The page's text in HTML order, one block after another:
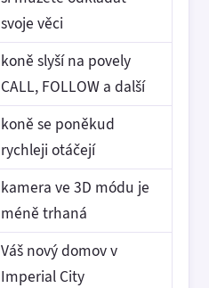
svoje věci
koně slyší na povely
CALL, FOLLOW a další
koně se poněkud
rychleji otáčejí
kamera ve 3D módu je
méně trhaná
Váš nový domov v
Imperial City